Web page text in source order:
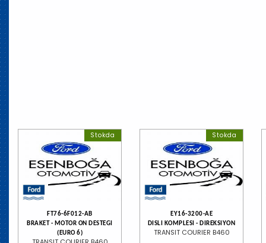
Stokda
FT76-6F012-AB
BRAKET - MOTOR ON DESTEGI
(EURO 6)
Stokda
EY16-3200-AE
DISLI KOMPLESI - DIREKSIYON
TRANSIT COURIER B460